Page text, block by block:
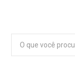
Pesquisar
por: